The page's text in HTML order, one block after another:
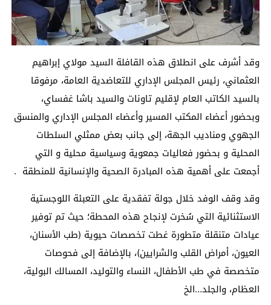
وقد أشرف على انطلاق هذه القافلة السيد مولاي إبراهيم
العثماني، رئيس المجلس الإداري للتعاضدية العامة، مرفوقا
بالسيد الكاتب العام لإقليم تاونات والسيد باشا غفساي،
وبحضور أعضاء المكتب المسير وأعضاء المجلس الإداري والمنسق
الجهوي ومناديب الجهة، إلى جانب بعض ممثلي السلطات
المحلية و بحضور فعاليات جمعوية وسياسية محلية و التي
أجمعت على أهمية هذه المبادرة الصحية والإنسانية للمنطقة .
وقد وقف الوفد خلال جولة تفقدية على التعبئة اللوجستية
الاستثنائية التي سُخرت لإنجاح هذه المحطة؛ حيث تم توفير
عيادات متنقلة متطورة غطت تخصصات حيوية (طب الأسنان،
العيون، أمراض القلب والشرايين)، بالإضافة إلى فحوصات
متخصصة في طب الأطفال، النساء والتوليد، المسالك البولية،
العظام، والجلد…الخ